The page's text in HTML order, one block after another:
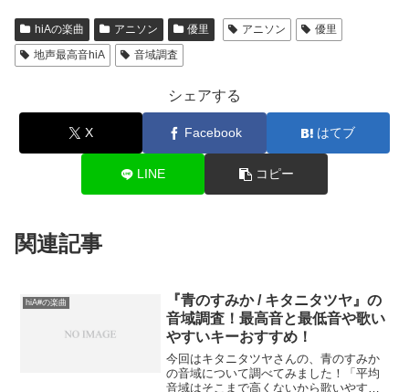
hiAの楽曲 アニソン 優里 アニソン
優里
地声最高音hiA
音域調査
シェアする
X Facebook はてブ
LINE コピー
関連記事
hiA#の楽曲
『青のすみか / キタニタツヤ』の
音域調査！最高音と最低音や歌い
やすいキーおすすめ！
今回はキタニタツヤさんの、青のすみか
の音域について調べてみました！「平均
音域はそこまで高くないから歌いやす